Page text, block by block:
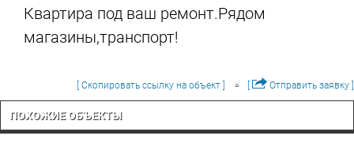
Квартира под ваш ремонт.Рядом
магазины,транспорт!
[ Скопировать ссылку на объект ] Отправить заявку ]
ПОХОЖИЕ ОБЪЕКТЫ